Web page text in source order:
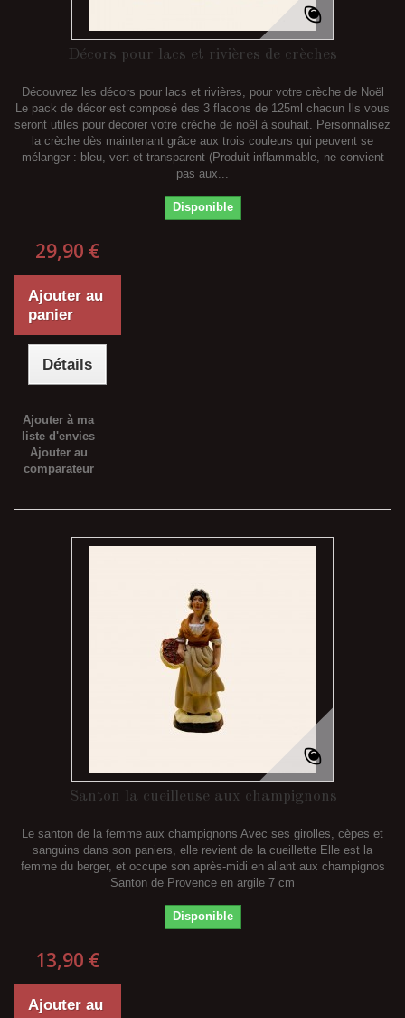
Décors pour lacs et rivières de crèches
Découvrez les décors pour lacs et rivières, pour votre crèche de Noël
Le pack de décor est composé des 3 flacons de 125ml chacun Ils vous
seront utiles pour décorer votre crèche de noël à souhait. Personnalisez
la crèche dès maintenant grâce aux trois couleurs qui peuvent se
mélanger : bleu, vert et transparent (Produit inflammable, ne convient
pas aux...
Disponible
29,90 €
Ajouter au
panier
Détails
Ajouter à ma
liste d'envies
Ajouter au
comparateur
Santon la cueilleuse aux champignons
Le santon de la femme aux champignons Avec ses girolles, cèpes et
sanguins dans son paniers, elle revient de la cueillette Elle est la
femme du berger, et occupe son après-midi en allant aux champignos
Santon de Provence en argile 7 cm
Disponible
13,90 €
Ajouter au